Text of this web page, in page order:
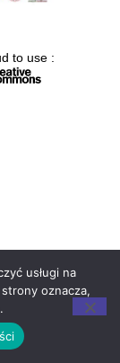
to use :
usługi na
oznacza,